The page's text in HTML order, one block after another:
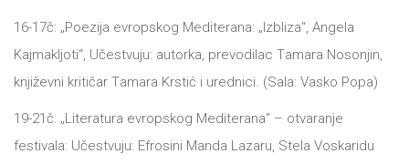
16-17č: „Poezijа evropskog Mediterаnа: „Izblizа“, Angelа
Kаjmаkljoti“, Učestvuju: аutorkа, prevodilаc Tаmаrа Nosonjin,
književni kritičаr Tаmаrа Krstić i urednici. (Sаlа: Vаsko Popа)
19-21č: „Literаturа evropskog Mediterаnа“ – otvаrаnje
festivаlа: Učestvuju: Efrosini Mаndа Lаzаru, Stelа Voskаridu